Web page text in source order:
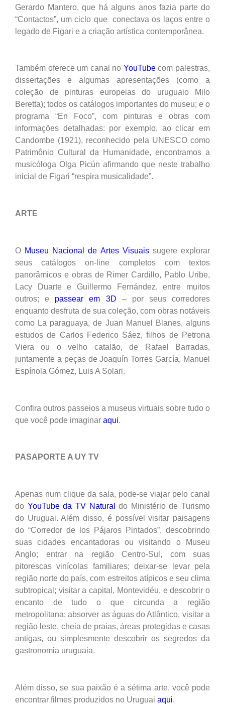
Gerardo Mantero, que há alguns anos fazia parte do
“Contactos”, um ciclo que conectava os laços entre o
legado de Figari e a criação artística contemporânea.
Também oferece um canal no YouTubecom palestras,
dissertações e algumas apresentações (como a
coleção de pinturas europeias do uruguaio Milo
Beretta); todos os catálogos importantes do museu; e o
programa “En Foco”, com pinturas e obras com
informações detalhadas: por exemplo, ao clicar em
Candombe (1921), reconhecido pela UNESCO como
Patrimônio Cultural da Humanidade, encontramos a
musicóloga Olga Picún afirmando que neste trabalho
inicial de Figari “respira musicalidade”.
ARTE
O Museu Nacional de Artes Visuaissugere explorar
seus catálogos on-line completos com textos
panorâmicos e obras de Rimer Cardillo, Pablo Uribe,
Lacy Duarte e Guillermo Fernández, entre muitos
outros; e passear em 3D – por seus corredores
enquanto desfruta de sua coleção, com obras notáveis
como La paraguaya, de Juan Manuel Blanes, alguns
estudos de Carlos Federico Sáez, filhos de Petrona
Viera ou o velho catalão, de Rafael Barradas,
juntamente a peças de Joaquín Torres García, Manuel
Espínola Gómez, Luis A Solari.
Confira outros passeios a museus virtuais sobre tudo o
que você pode imaginar aqui.
PASAPORTE A UY TV
Apenas num clique da sala, pode-se viajar pelo canal
do YouTube da TV Natural
do Ministério de Turismo
do Uruguai. Além disso, é possível visitar paisagens
do “Corredor de los Pájaros Pintados”, descobrindo
suas cidades encantadoras ou visitando o Museu
Anglo; entrar na região Centro-Sul, com suas
pitorescas vinícolas familiares; deixar-se levar pela
região norte do país, com estreitos atípicos e seu clima
subtropical; visitar a capital, Montevidéu, e descobrir o
encanto de tudo o que circunda a região
metropolitana; absorver as águas do Atlântico, visitar a
região leste, cheia de praias, áreas protegidas e casas
antigas, ou simplesmente descobrir os segredos da
gastronomia uruguaia.
Além disso, se sua paixão é a sétima arte, você pode
encontrar filmes produzidos no Uruguai aqui.